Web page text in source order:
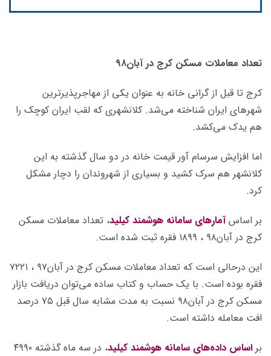
تعداد معاملات مسکن کرج در آبان۹۸
کرج تا قبل از گرانی خانه به عنوان یکی از مهاجرپذیرترین
شهرهای ایران شناخته می‌شد. کلانشهری که لقب ایران کوچک را
هم یدک می‌کشد.
اما افزایش سرسام آور قیمت خانه در دو سال گذشته به این
کلانشهر هم سرک کشید و بسیاری از شهروندان را دچار مشکل
کرد.
بر اساسآمارهای سامانه هوشمند کیلید، تعداد معاملات مسکن
کرج در آبان۹۸ ، ۱۸۹۹ فقره ثبت شده است.
این درحالی است که تعداد معاملات مسکن کرج در آبان۹۷ ، ۷۲۲۱
فقره بوده است. با یک حساب و کتاب ساده می‌توان دریافت بازار
مسکن کرج در آبان۹۸ نسبت به مدت مشابه سال قبل ۷۵ درصد
افت معامله داشته است.
بر اساس داده‌های سامانه هوشمند کیلید
، در سه ماه گذشته ۴۹۹۰